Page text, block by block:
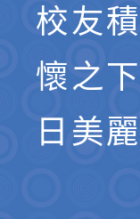
校友
懷之
日美